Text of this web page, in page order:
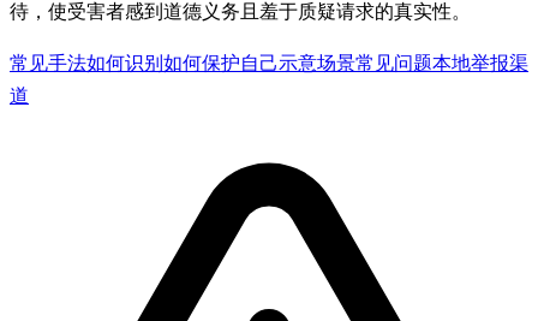
待，使受害者感到道德义务且羞于质疑请求的真实性。
常见手法如何识别 如何保护自己示意场景常见问题本地举报渠
道